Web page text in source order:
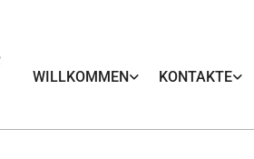
WILLKOMMEN KONTAKTE